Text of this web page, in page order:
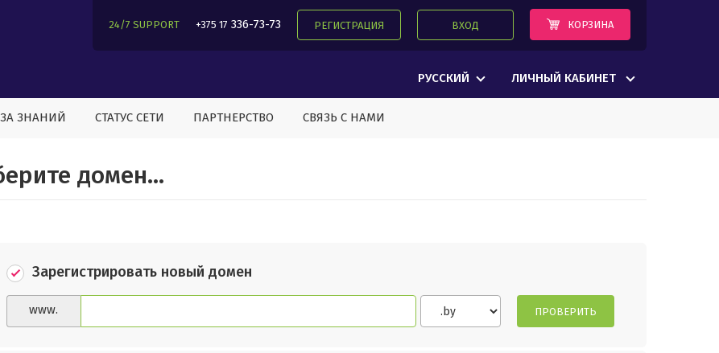
24/7 SUPPORT +375 17 336-73-73 РЕГИСТРАЦИЯ ВХОД КОРЗИНА
РУССКИЙ ЛИЧНЫЙ КАБИНЕТ
ЗНАНИЙ СТАТУС СЕТИ ПАРТНЕРСТВО СВЯЗЬ С НАМИ
домен...
Зарегистрировать новый домен
www. ПРОВЕРИТЬ